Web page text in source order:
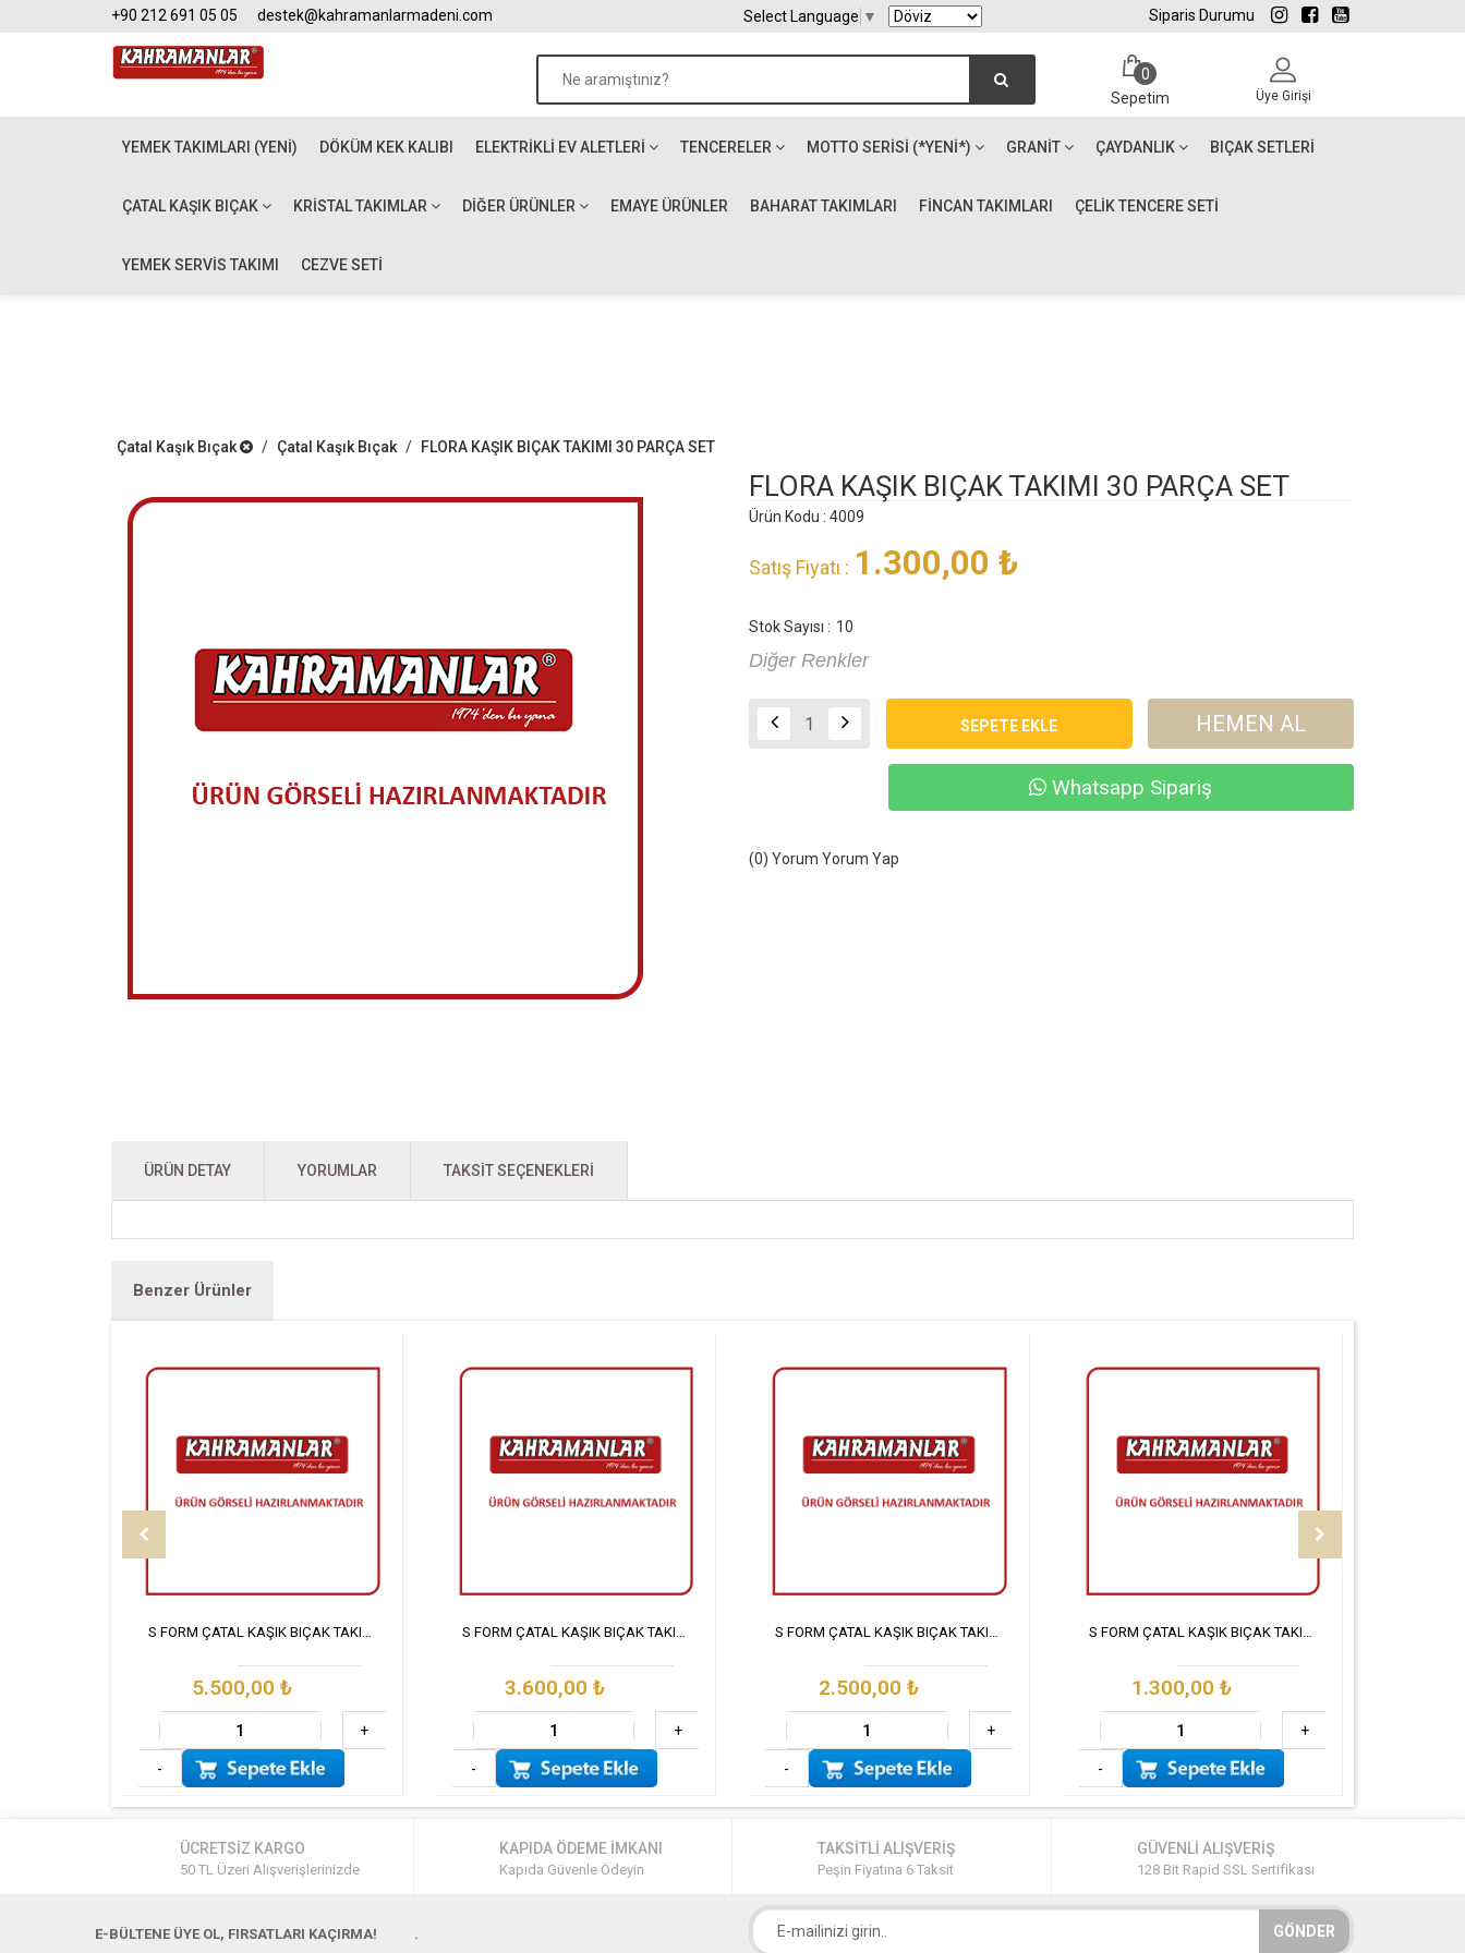
+90 212 691 05 05 destek@kahramanlarmadeni.com Siparis Durumu
Select Language ▼
0
Sepetim
Üye Girişi
YEMEK TAKIMLARI (YENİ) DÖKÜM KEK KALIBI ELEKTRIKLI EV ALETLERI TENCERELER MOTTO SERİSİ (*YENİ*) GRANIT ÇAYDANLIK BIÇAK SETLERI
ÇATAL KAŞIK BIÇAK KRISTAL TAKIMLAR DIĞER ÜRÜNLER EMAYE ÜRÜNLER BAHARAT TAKIMLARI FİNCAN TAKIMLARI ÇELİK TENCERE SETİ
YEMEK SERVİS TAKIMI CEZVE SETİ
Çatal Kaşık Bıçak / Çatal Kaşık Bıçak / FLORA KAŞIK BIÇAK TAKIMI 30 PARÇA SET
FLORA KAŞIK BIÇAK TAKIMI 30 PARÇA SET
Ürün Kodu : 4009
Satış Fiyatı : 1.300,00 ₺
Stok Sayısı : 10
Diğer Renkler
HEMEN AL
Whatsapp Sipariş
(0) Yorum Yorum Yap
ÜRÜN DETAY YORUMLAR TAKSIT SEÇENEKLERI
Benzer Ürünler
S FORM ÇATAL KAŞIK BIÇAK TAKIMI 90 PARÇA SET
5.500,00 ₺
+
-
S FORM ÇATAL KAŞIK BIÇAK TAKIMI 72 PARÇA SET
3.600,00 ₺
+
-
S FORM ÇATAL KAŞIK BIÇAK TAKIMI 60 PARÇA SET
2.500,00 ₺
+
-
S FORM ÇATAL KAŞIK BIÇAK TAKIMI 30 PARÇA SET
1.300,00 ₺
+
-
ÜCRETSİZ KARGO
50 TL Üzeri Alışverişlerinizde
KAPIDA ÖDEME İMKANI
Kapıda Güvenle Ödeyin
TAKSİTLİ ALIŞVERİŞ
Peşin Fiyatına 6 Taksit
GÜVENLİ ALIŞVERİŞ
128 Bit Rapid SSL Sertifikası
E-BÜLTENE ÜYE OL, FIRSATLARI KAÇIRMA! . GÖNDER